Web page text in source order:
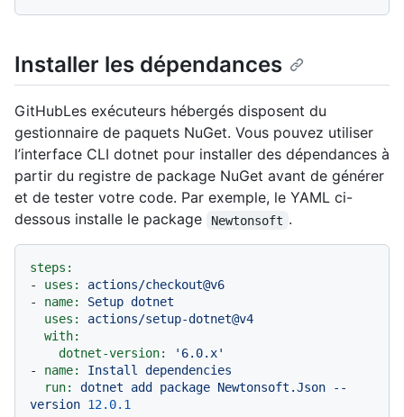
Installer les dépendances
GitHubLes exécuteurs hébergés disposent du
gestionnaire de paquets NuGet. Vous pouvez utiliser
l’interface CLI dotnet pour installer des dépendances à
partir du registre de package NuGet avant de générer
et de tester votre code. Par exemple, le YAML ci-
dessous installe le package
Newtonsoft .
steps:
-
uses:
actions/checkout@v6
-
name: Setup dotnet
uses:
actions/setup-dotnet@v4
with:
dotnet-version:
'6.0.x'
-
name: Install dependencies
run:
dotnet add package Newtonsoft.Json
--
version 12.0.1